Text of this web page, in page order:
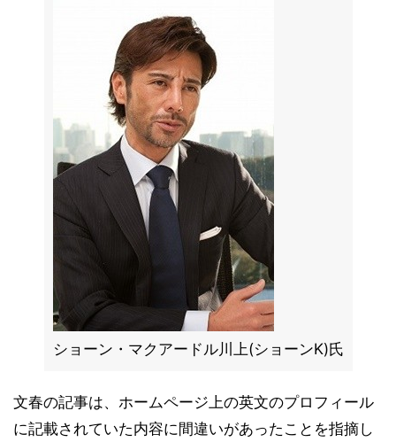
ショーン・マクアードル川上(ショーンK)氏
文春の記事は、ホームページ上の英文のプロフィール
に記載されていた内容に間違いがあったことを指摘し